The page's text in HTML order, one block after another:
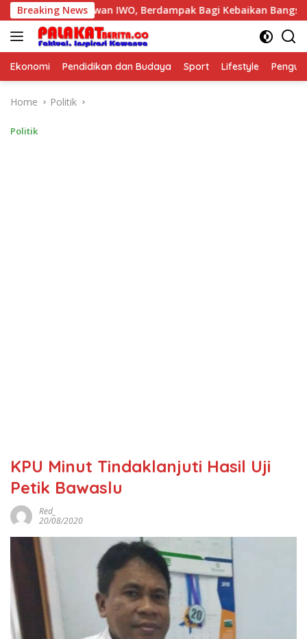
Skip
to
content
Breaking News
Wartawan IWO, Berdampak Bagi Kebaikan Bangsa
Ekonomi Pendidikan dan Budaya Sport Lifestyle
Home Politik
Politik
KPU Minut Tindaklanjuti Hasil Uji
Petik Bawaslu
Red_
20/08/2020